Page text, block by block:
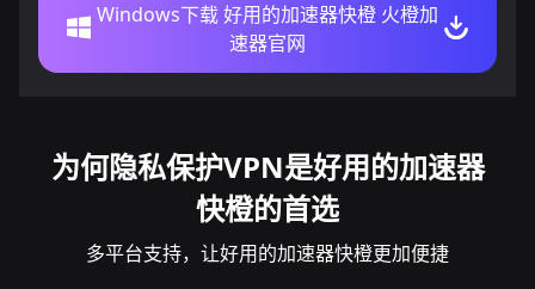
Windows下载 好用的加速器快橙 火橙加
速器官网
为何隐私保护VPN是好用的加速器
快橙的首选
多平台支持，让好用的加速器快橙更加便捷